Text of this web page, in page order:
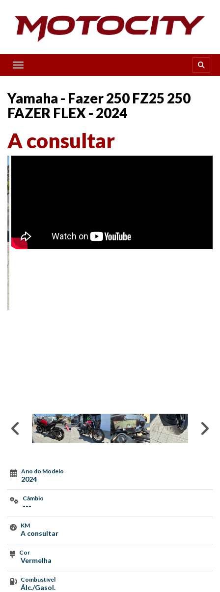
Toggle navigation
Yamaha - Fazer 250 FZ25 250
FAZER FLEX - 2024
A consultar
Ano do Modelo
2024
Câmbio
---
KM
A consultar
Cor
Vermelha
Combustível
Álc./Gasol.